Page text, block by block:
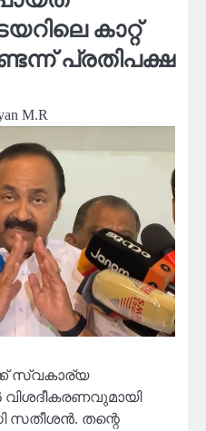
കാറ്റ്
പ്രതിപക്ഷ
M.R
സ്വകാര്യ
സതീശൻ. തന്റെ